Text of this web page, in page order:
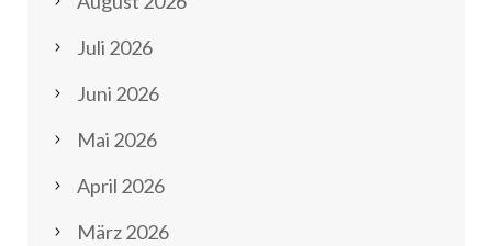
Juli 2026
Juni 2026
Mai 2026
April 2026
März 2026